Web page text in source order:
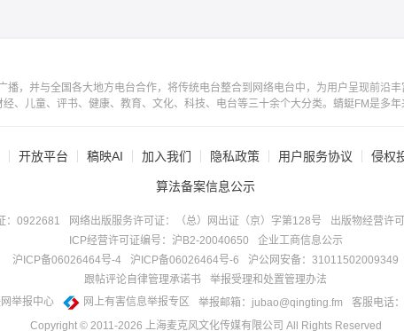
播，并与全国各大地方电台合作，将传统电台整合到网络电台中，为用户呈现前沿
、儿童、评书、健康、教育、文化、科技、电台等三十余个大分类。蜻蜓FM是多
开放平台 稿映AI 加入我们 隐私政策 用户服务协议 侵权
算法备案信息公示
：0922681 网络出版服务许可证：（总）网出证（京）字第128号
出版物经营许
ICP经营许可证编号：沪B2-20040650
企业工商信息公示
沪ICP备06026464号-4
沪ICP备06026464号-6
沪公网安备：31011502009349
跟帖评论自律管理承诺书
举报受理和处置管理办法
举报中心
网上有害信息举报专区 举报邮箱：jubao@qingting.fm
客服电话
Copyright © 2011-2026 上海麦克风文化传媒有限公司 All Rights Reserved